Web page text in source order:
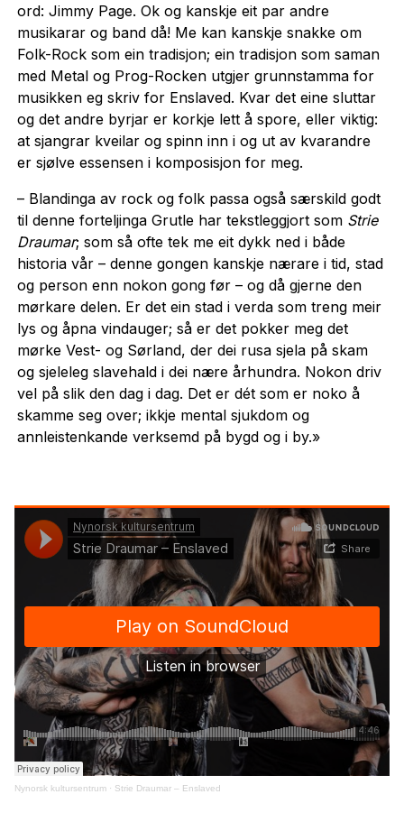
ord: Jimmy Page. Ok og kanskje eit par andre
musikarar og band då! Me kan kanskje snakke om
Folk-Rock som ein tradisjon; ein tradisjon som saman
med Metal og Prog-Rocken utgjer grunnstamma for
musikken eg skriv for Enslaved. Kvar det eine sluttar
og det andre byrjar er korkje lett å spore, eller viktig:
at sjangrar kveilar og spinn inn i og ut av kvarandre
er sjølve essensen i komposisjon for meg.
– Blandinga av rock og folk passa også særskild godt
til denne forteljinga Grutle har tekstleggjort som Strie
Draumar; som så ofte tek me eit dykk ned i både
historia vår – denne gongen kanskje nærare i tid, stad
og person enn nokon gong før – og då gjerne den
mørkare delen. Er det ein stad i verda som treng meir
lys og åpna vindauger; så er det pokker meg det
mørke Vest- og Sørland, der dei rusa sjela på skam
og sjeleleg slavehald i dei nære århundra. Nokon driv
vel på slik den dag i dag. Det er dét som er noko å
skamme seg over; ikkje mental sjukdom og
annleistenkande verksemd på bygd og i by.»
Nynorsk kultursentrum · Strie Draumar – Enslaved